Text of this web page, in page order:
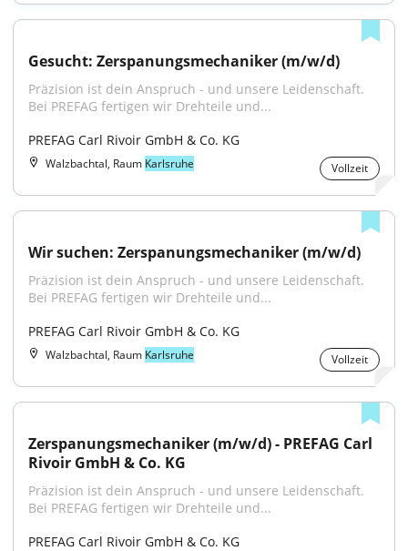
Gesucht: Zerspanungsmechaniker (m/w/d)
Präzision ist dein Anspruch - und unsere Leidenschaft.
Bei PREFAG fertigen wir Drehteile und...
PREFAG Carl Rivoir GmbH & Co. KG
Walzbachtal, Raum Karlsruhe Vollzeit
Wir suchen: Zerspanungsmechaniker (m/w/d)
Präzision ist dein Anspruch - und unsere Leidenschaft.
Bei PREFAG fertigen wir Drehteile und...
PREFAG Carl Rivoir GmbH & Co. KG
Walzbachtal, Raum Karlsruhe Vollzeit
Zerspanungsmechaniker (m/w/d) - PREFAG Carl
Rivoir GmbH & Co. KG
Präzision ist dein Anspruch - und unsere Leidenschaft.
Bei PREFAG fertigen wir Drehteile und...
PREFAG Carl Rivoir GmbH & Co. KG